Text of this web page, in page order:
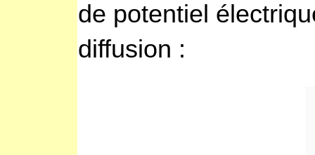
de potentiel
diffusion :